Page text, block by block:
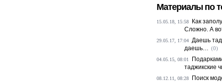
Материалы по
15.05.18, 15:58
Как
Сложно. А
29.05.17, 17:04 Даешь
даешь… (0)
04.05.15, 08:01
таджикские
08.12.11, 08:28
Поиск